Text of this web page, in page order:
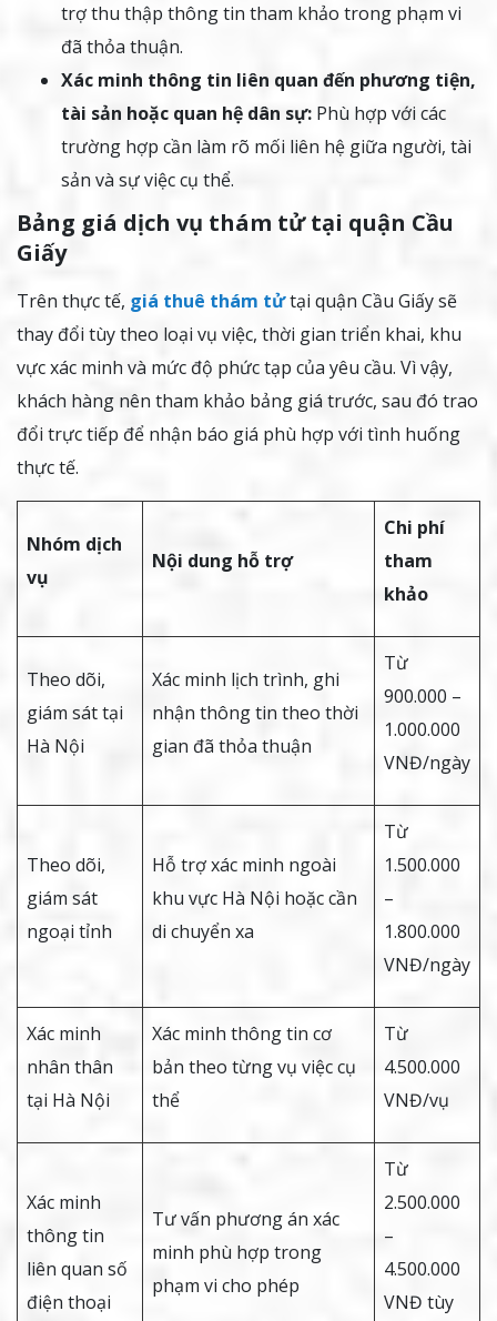
trợ thu thập thông tin tham khảo trong phạm vi
đã thỏa thuận.
Xác minh thông tin liên quan đến phương tiện,
tài sản hoặc quan hệ dân sự: Phù hợp với các
trường hợp cần làm rõ mối liên hệ giữa người, tài
sản và sự việc cụ thể.
Bảng giá dịch vụ thám tử tại quận Cầu
Giấy
Trên thực tế, giá thuê thám tửtại quận Cầu Giấy sẽ
thay đổi tùy theo loại vụ việc, thời gian triển khai, khu
vực xác minh và mức độ phức tạp của yêu cầu. Vì vậy,
khách hàng nên tham khảo bảng giá trước, sau đó trao
đổi trực tiếp để nhận báo giá phù hợp với tình huống
thực tế.
Nhóm dịch
vụ
Nội dung hỗ trợ
Chi phí
tham
khảo
Theo dõi,
giám sát tại
Hà Nội
Xác minh lịch trình, ghi
nhận thông tin theo thời
gian đã thỏa thuận
Từ
900.000 –
1.000.000
VNĐ/ngày
Theo dõi,
giám sát
ngoại tỉnh
Hỗ trợ xác minh ngoài
khu vực Hà Nội hoặc cần
di chuyển xa
Từ
1.500.000
–
1.800.000
VNĐ/ngày
Xác minh
nhân thân
tại Hà Nội
Xác minh thông tin cơ
bản theo từng vụ việc cụ
thể
Từ
4.500.000
VNĐ/vụ
Xác minh
thông tin
liên quan số
điện thoại
Tư vấn phương án xác
minh phù hợp trong
phạm vi cho phép
Từ
2.500.000
–
4.500.000
VNĐ tùy